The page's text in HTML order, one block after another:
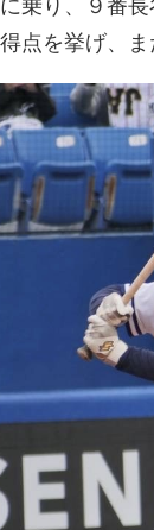
乗り、９番
点を挙げ、